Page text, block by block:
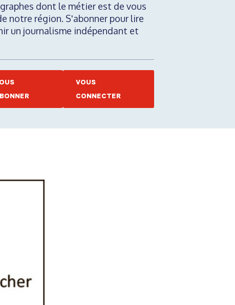
dont le métier est de vous
notre région. S'abonner pour lire
un journalisme indépendant et
VOUS
CONNECTER